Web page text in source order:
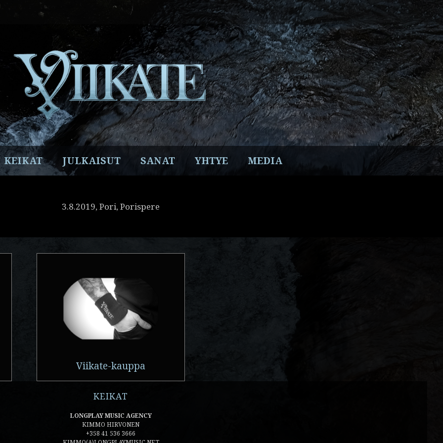
Facebook
Instagram
TwitterYouTube
Spotify
KEIKAT JULKAISUT SANAT YHTYE MEDIA
3.8.2019, Pori, Porispere
Viikate-kauppa
KEIKAT
LONGPLAY MUSIC AGENCY
KIMMO HIRVONEN
+358 41 536 3666